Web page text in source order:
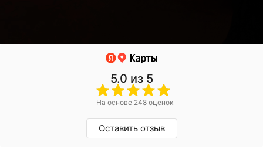
5.0 из 5
На основе 248 оценок
Оставить отзыв